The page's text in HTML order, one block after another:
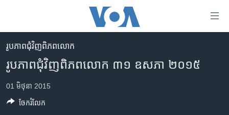
គេហទំព័រ​
រំលង​
និង​
កម្ពុជា
អន្តរជាតិ
អាមេរិក
រូបភាព​ជុំ​វិញ​ពិភពលោក
រូបភាព​ជុំវិញ​ពិភពលោក​ ៣១ ឧសភា ២០១៥
01 មិថុនា 2015
ចែករំលែក